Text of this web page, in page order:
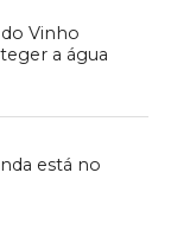
Vinho
a água
está no